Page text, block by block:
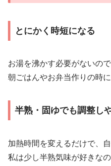
とにかく時短になる
お湯を沸かす必要がないので
朝ごはんやお弁当作りの時
半熟・固ゆでも調整し
加熱時間を変えるだけで、
私は少し半熟気味が好きな